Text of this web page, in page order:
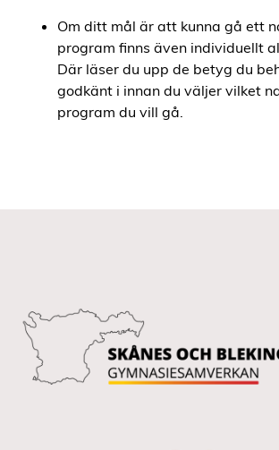
Om ditt mål är att kunna gå ett
program finns även individuellt
Där läser du upp de betyg du
godkänt i innan du väljer vilket
program du vill gå.